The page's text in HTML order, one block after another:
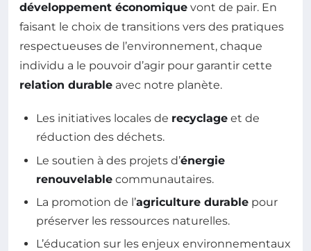
développement économique vont de pair. En
faisant le choix de transitions vers des pratiques
respectueuses de l’environnement, chaque
individu a le pouvoir d’agir pour garantir cette
relation durable avec notre planète.
Les initiatives locales de recyclage et de
réduction des déchets.
Le soutien à des projets d’énergie
renouvelable communautaires.
La promotion de l’agriculture durable pour
préserver les ressources naturelles.
L’éducation sur les enjeux environnementaux